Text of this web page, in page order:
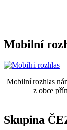
Mobilní
Mobilní rozhlas
z obce
Skupina